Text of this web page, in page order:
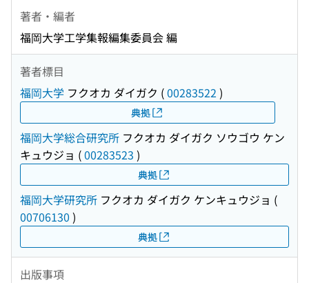
著者・編者
福岡大学工学集報編集委員会 編
著者標目
福岡大学 フクオカ ダイガク (00283522 )
典拠
福岡大学総合研究所 フクオカ ダイガク ソウゴウ ケン
キュウジョ (00283523 )
典拠
福岡大学研究所 フクオカ ダイガク ケンキュウジョ (
00706130 )
典拠
出版事項